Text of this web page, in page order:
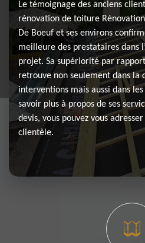
Le témoignage des anciens
rénovation de toiture
De Boeuf et ses environs
meilleure des prestataires dans
projet. Sa supériorité par
retrouve non seulement dans la
interventions mais aussi dans
savoir plus à propos de ses
devis, vous pouvez vous
clientèle.